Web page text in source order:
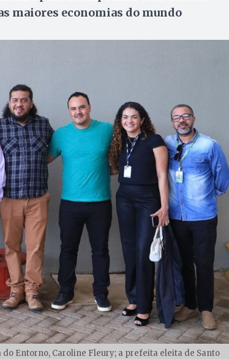
maiores economias do mundo
Entorno, Caroline Fleury; a prefeita eleita de Santo